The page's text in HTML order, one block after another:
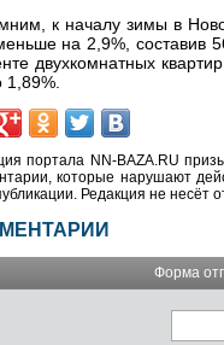
к началу зимы в
на 2,9%, составив
двухкомнатных
1,89%.
портала NN-BAZA.RU
которые нарушают
Редакция не несёт
Форма